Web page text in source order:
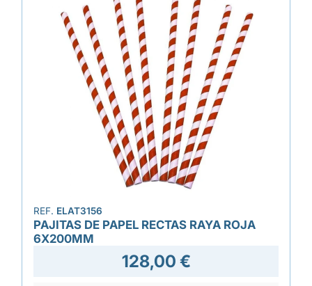
REF. ELAT3156
PAJITAS DE PAPEL RECTAS RAYA ROJA
6X200MM
128,00 €